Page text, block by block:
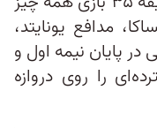
مدافع یونایتد،
پایان نیمه اول و
را روی دروازه